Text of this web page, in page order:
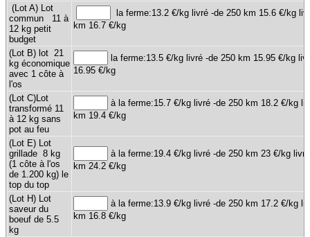
(Lot A) Lot
commun 11 à
12 kg petit
budget
la ferme:13.2 €/kg livré -de 250 km 15.6 €/kg
km 16.7 €/kg
(Lot B) lot 21
kg économique
avec 1 côte à
l'os
la ferme:13.5 €/kg livré -de 250 km 15.95 €/kg
16.95 €/kg
(Lot C)Lot
transformé 11
à 12 kg sans
pot au feu
à la ferme:15.7 €/kg livré -de 250 km 18.2 €/kg
km 19.4 €/kg
(Lot E) Lot
grillade 8 kg
(1 côte à l'os
de 1.200 kg) le
top du top
à la ferme:19.4 €/kg livré -de 250 km 23 €/kg
km 24.2 €/kg
(Lot H) Lot
saveur du
boeuf de 5.5
kg
à la ferme:13.9 €/kg livré -de 250 km 17.2 €/kg
km 16.8 €/kg